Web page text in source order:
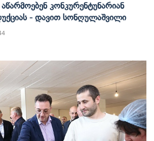
Კონკურენტუნარიან
- Დავით Სონღულაშვილი